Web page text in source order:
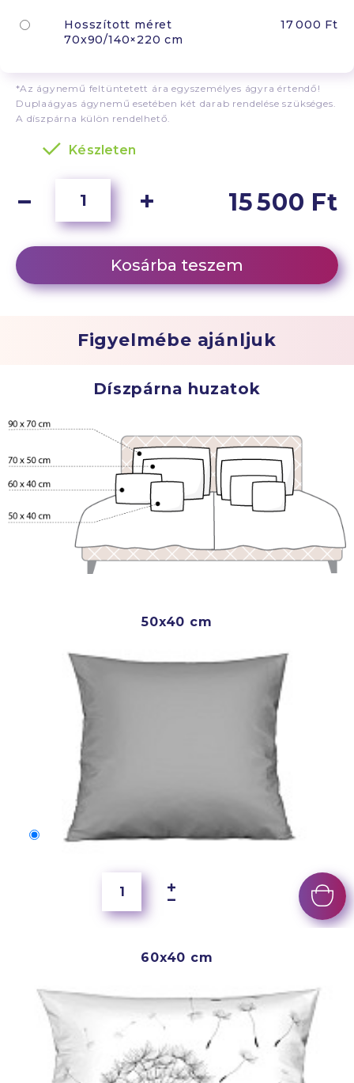
Hosszított méret
70x90/140×220 cm
17 000 Ft
*Az ágynemű feltüntetett ára egyszemélyes ágyra értendő!
Duplaágyas ágynemű esetében két darab rendelése szükséges.
A díszpárna külön rendelhető.
Készleten
15 500 Ft
Kosárba teszem
Figyelmébe ajánljuk
Díszpárna huzatok
50x40 cm
50x40 cm
60x40 cm